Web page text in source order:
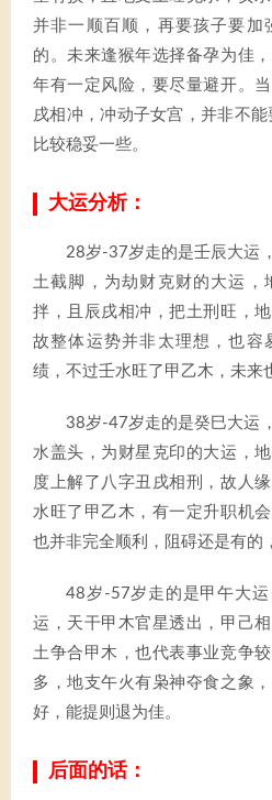
并非一顺百顺，再要孩子要加
的。未来逢猴年选择备孕为佳
年有一定风险，要尽量避开。
戌相冲，冲动子女宫，并非不
比较稳妥一些。
大运分析：
28岁-37岁走的是壬辰大运
土截脚，为劫财克财的大运，
拌，且辰戌相冲，把土刑旺，
故整体运势并非太理想，也容
绩，不过壬水旺了甲乙木，未来
38岁-47岁走的是癸巳大运
水盖头，为财星克印的大运，
度上解了八字丑戌相刑，故人
水旺了甲乙木，有一定升职机
也并非完全顺利，阻碍还是有的
48岁-57岁走的是甲午大
运，天干甲木官星透出，甲己
土争合甲木，也代表事业竞争
多，地支午火有枭神夺食之象
好，能提则退为佳。
后面的话：